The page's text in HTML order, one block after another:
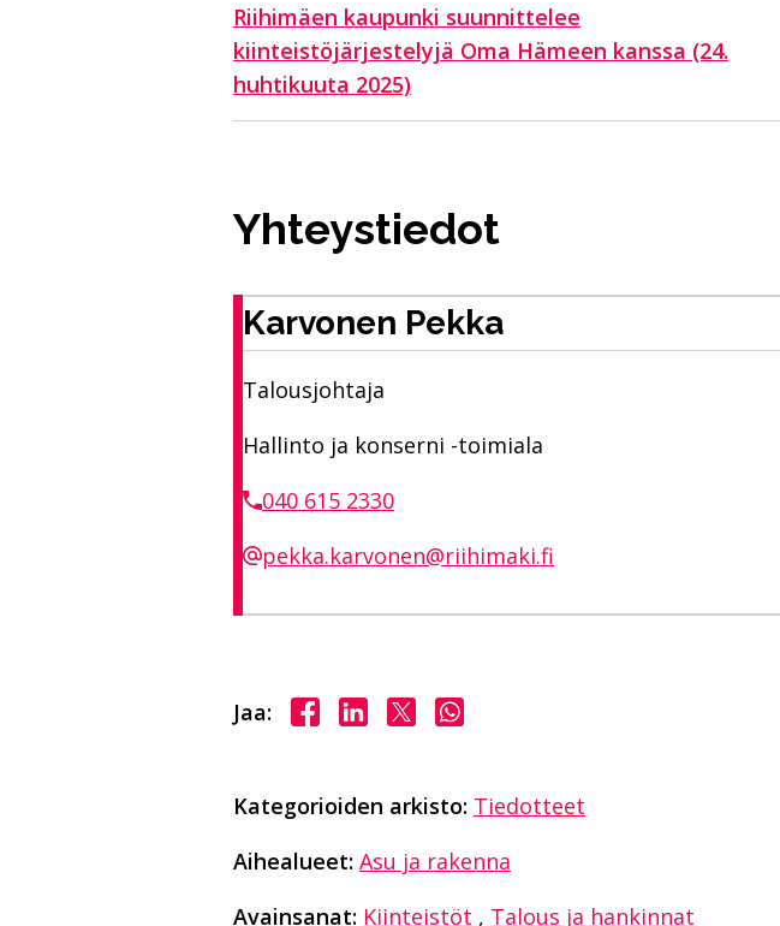
Riihimäen kaupunki suunnittelee
kiinteistöjärjestelyjä Oma Hämeen kanssa (24.
huhtikuuta 2025)
Yhteystiedot
Karvonen Pekka
Talousjohtaja
Hallinto ja konserni -toimiala
040 615 2330
pekka.karvonen@riihimaki.fi
Jaa: Jaa Facebookissa
Jaa LinkedInissä
Jaa X:ssäJaa WhasAppissa
Kategorioiden arkisto: Tiedotteet
Aihealueet: Asu ja rakenna
Avainsanat: Kiinteistöt , Talous ja hankinnat